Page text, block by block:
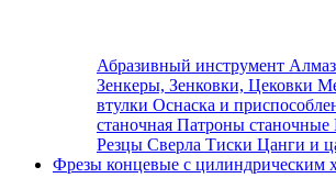
Абразивный инструмент
Зенкеры, Зенковки, Цековки
втулки Оснаска и
станочная Патроны станочные
Резцы Сверла Тиски Цанги и
Фрезы концевые с цилиндрическим